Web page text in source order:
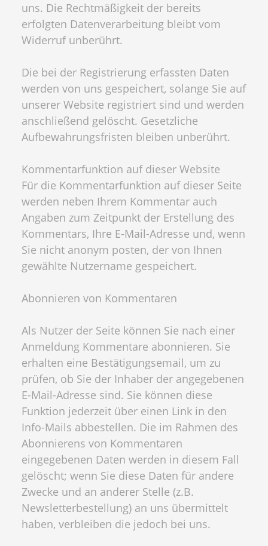
uns. Die Rechtmäßigkeit der bereits
erfolgten Datenverarbeitung bleibt vom
Widerruf unberührt.
Die bei der Registrierung erfassten Daten
werden von uns gespeichert, solange Sie auf
unserer Website registriert sind und werden
anschließend gelöscht. Gesetzliche
Aufbewahrungsfristen bleiben unberührt.
Kommentarfunktion auf dieser Website
Für die Kommentarfunktion auf dieser Seite
werden neben Ihrem Kommentar auch
Angaben zum Zeitpunkt der Erstellung des
Kommentars, Ihre E-Mail-Adresse und, wenn
Sie nicht anonym posten, der von Ihnen
gewählte Nutzername gespeichert.
Abonnieren von Kommentaren
Als Nutzer der Seite können Sie nach einer
Anmeldung Kommentare abonnieren. Sie
erhalten eine Bestätigungsemail, um zu
prüfen, ob Sie der Inhaber der angegebenen
E-Mail-Adresse sind. Sie können diese
Funktion jederzeit über einen Link in den
Info-Mails abbestellen. Die im Rahmen des
Abonnierens von Kommentaren
eingegebenen Daten werden in diesem Fall
gelöscht; wenn Sie diese Daten für andere
Zwecke und an anderer Stelle (z.B.
Newsletterbestellung) an uns übermittelt
haben, verbleiben die jedoch bei uns.